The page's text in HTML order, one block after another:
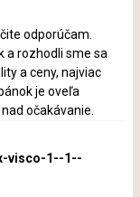
odporúčam.
a rozhodli sme sa
a ceny, najviac
je oveľa
očakávanie.
visco-1--1--